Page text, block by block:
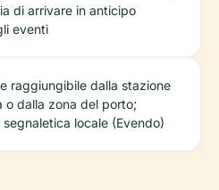
di arrivare in anticipo
eventi
raggiungibile dalla stazione
o dalla zona del porto;
segnaletica locale (Evendo)